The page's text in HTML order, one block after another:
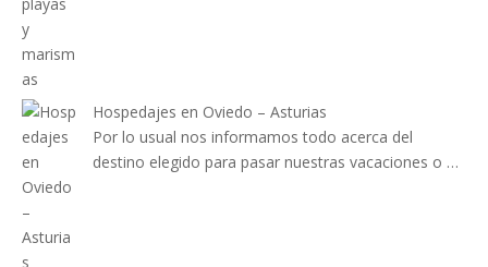
Hospedajes en Oviedo – Asturias
Por lo usual nos informamos todo acerca del
destino elegido para pasar nuestras vacaciones o …